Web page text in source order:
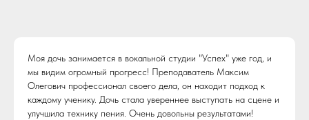
Моя дочь занимается в вокальной студии "Успех" уже год, и
мы видим огромный прогресс! Преподаватель Максим
Олегович профессионал своего дела, он находит подход к
каждому ученику. Дочь стала увереннее выступать на сцене и
улучшила технику пения. Очень довольны результатами!